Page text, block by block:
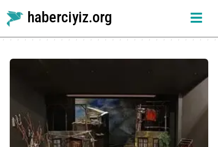
haberciyiz.org
Etiket:Özel Tiyatro